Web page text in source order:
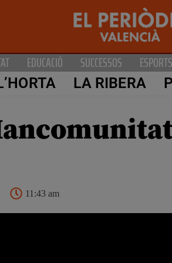
EDUCACIÓ SUCCESSOS ESPORTS
LA RIBERA
11:43 am